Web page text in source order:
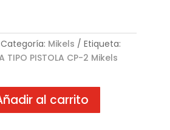
Categoría: Mikels
Etiqueta:
TIPO PISTOLA CP-2 Mikels
al carrito